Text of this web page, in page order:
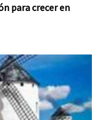
para crecer en